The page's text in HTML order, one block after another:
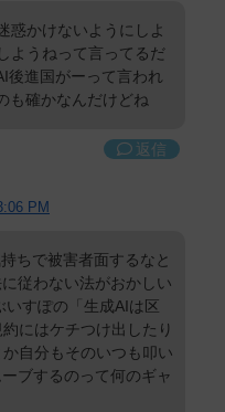
惑かけないようにしよ
ようねって言ってるだ
後進国がーって言われ
確かなんだけどね
返信
PM
ちで被害者面するなと
従わない法がおかしい
いすぽの「生成AIは区
にはケチつけ出したり
自分もそのいつも叩い
ブするのって何のギャ